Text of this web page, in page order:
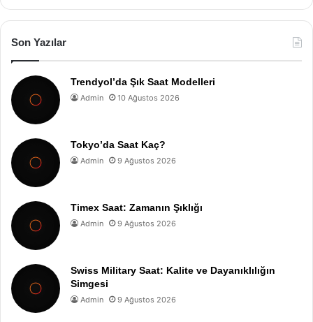
Son Yazılar
Trendyol’da Şık Saat Modelleri
Admin 10 Ağustos 2026
Tokyo’da Saat Kaç?
Admin 9 Ağustos 2026
Timex Saat: Zamanın Şıklığı
Admin 9 Ağustos 2026
Swiss Military Saat: Kalite ve Dayanıklılığın
Simgesi
Admin 9 Ağustos 2026